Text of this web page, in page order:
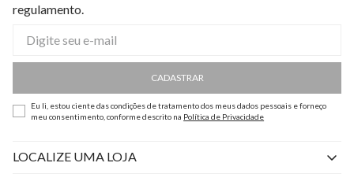
regulamento.
CADASTRAR
Eu li, estou ciente das condições de tratamento dos meus dados pessoais e forneço
meu consentimento, conforme descrito na Política de Privacidade
LOCALIZE UMA LOJA